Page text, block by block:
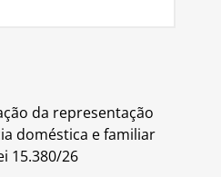
da representação
doméstica e familiar
15.380/26